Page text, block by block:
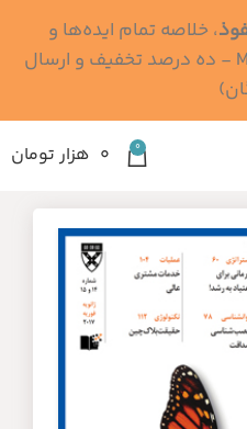
0 ۰ هزار تومان
، خلاصه تمام ایده‌ها و
کتاب‌های رابرت گرین (کد MPS - ده درصد تخفیف و ارسال